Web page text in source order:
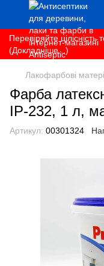
Перевіряйте
(Докладніше...)
Лакофарбові
Фарба
IР-232, 1 л,
Артикул: 00301324